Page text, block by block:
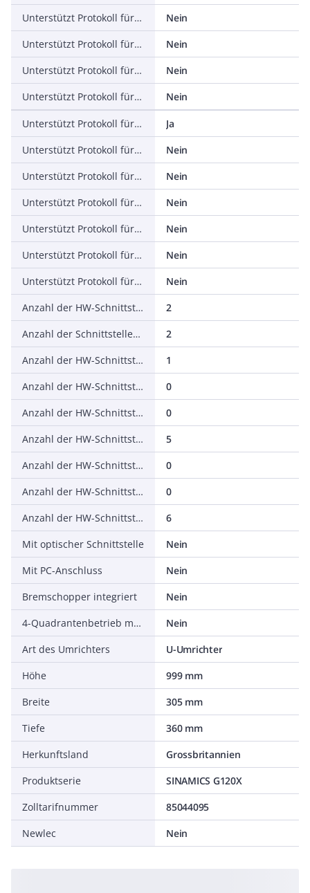
Unterstützt Protokoll für PROFINET IO
Nein
Unterstützt Protokoll für PROFINET CBA
Nein
Unterstützt Protokoll für SERCOS
Nein
Unterstützt Protokoll für Foundation Fieldbus
Nein
Unterstützt Protokoll für EtherNet/IP
Ja
Unterstützt Protokoll für AS-Interface Safety at Work
Nein
Unterstützt Protokoll für DeviceNet Safety
Nein
Unterstützt Protokoll für INTERBUS-Safety
Nein
Unterstützt Protokoll für PROFIsafe
Nein
Unterstützt Protokoll für SafetyBUS p
Nein
Unterstützt Protokoll für sonstige Bussysteme
Nein
Anzahl der HW-Schnittstellen Industrial Ethernet
2
Anzahl der Schnittstellen PROFINET
2
Anzahl der HW-Schnittstellen seriell RS-232
1
Anzahl der HW-Schnittstellen seriell RS-422
0
Anzahl der HW-Schnittstellen seriell RS-485
0
Anzahl der HW-Schnittstellen seriell TTY
5
Anzahl der HW-Schnittstellen USB
0
Anzahl der HW-Schnittstellen parallel
0
Anzahl der HW-Schnittstellen sonstige
6
Mit optischer Schnittstelle
Nein
Mit PC-Anschluss
Nein
Bremschopper integriert
Nein
4-Quadrantenbetrieb möglich
Nein
Art des Umrichters
U-Umrichter
Höhe
999 mm
Breite
305 mm
Tiefe
360 mm
Herkunftsland
Grossbritannien
Produktserie
SINAMICS G120X
Zolltarifnummer
85044095
Newlec
Nein